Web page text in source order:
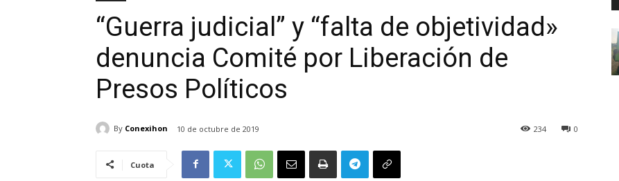
“Guerra judicial” y “falta de objetividad»
denuncia Comité por Liberación de
Presos Políticos
By Conexihon 10 de octubre de 2019 0
234
Cuota